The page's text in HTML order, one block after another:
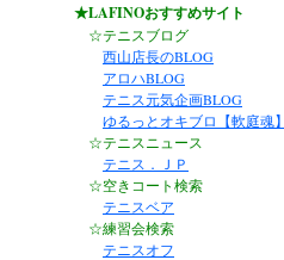
★LAFINOおすすめサイト
☆テニスブログ
西山店長のBLOG
アロハBLOG
テニス元気企画BLOG
ゆるっとオキブロ【軟庭魂】
☆テニスニュース
テニス．ＪＰ
☆空きコート検索
テニスベア
☆練習会検索
テニスオフ